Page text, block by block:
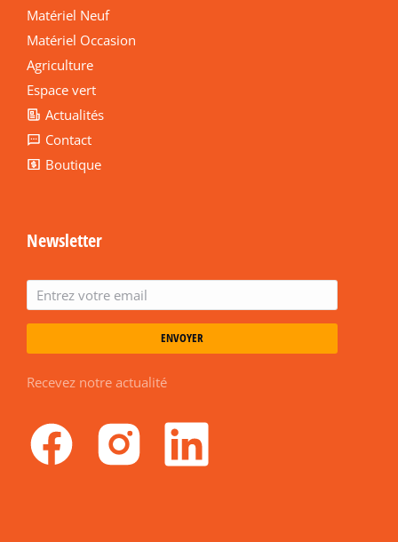
Matériel Neuf
Matériel Occasion
Agriculture
Espace vert
Actualités
Contact
Boutique
Newsletter
ENVOYER
Recevez notre actualité